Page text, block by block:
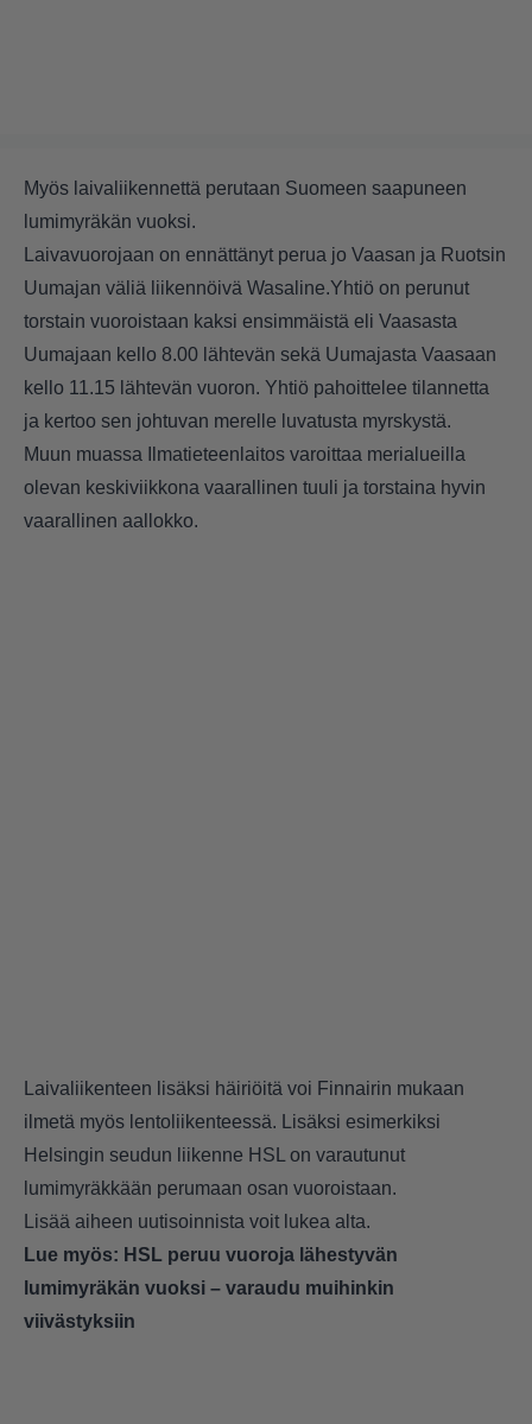
Myös laivaliikennettä perutaan Suomeen saapuneen
lumimyräkän vuoksi.
Laivavuorojaan on ennättänyt perua jo Vaasan ja Ruotsin
Uumajan väliä liikennöivä Wasaline.Yhtiö on perunut
torstain vuoroistaan kaksi ensimmäistä eli Vaasasta
Uumajaan kello 8.00 lähtevän sekä Uumajasta Vaasaan
kello 11.15 lähtevän vuoron. Yhtiö pahoittelee tilannetta
ja kertoo sen johtuvan merelle luvatusta myrskystä.
Muun muassa Ilmatieteenlaitos varoittaa merialueilla
olevan keskiviikkona vaarallinen tuuli ja torstaina hyvin
vaarallinen aallokko.
Laivaliikenteen lisäksi häiriöitä voi Finnairin mukaan
ilmetä myös lentoliikenteessä. Lisäksi esimerkiksi
Helsingin seudun liikenne HSL on varautunut
lumimyräkkään perumaan osan vuoroistaan.
Lisää aiheen uutisoinnista voit lukea alta.
Lue myös: HSL peruu vuoroja lähestyvän
lumimyräkän vuoksi – varaudu muihinkin
viivästyksiin